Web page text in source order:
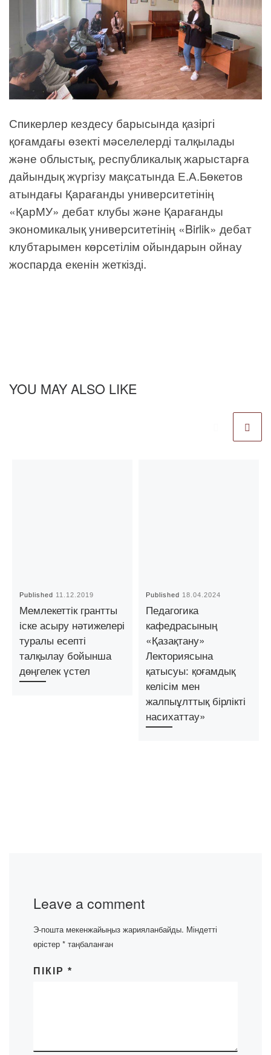
Спикерлер кездесу барысында қазіргі
қоғамдағы өзекті мәселелерді талқылады
және облыстық, республикалық жарыстарға
дайындық жүргізу мақсатында Е.А.Бөкетов
атындағы Қарағанды университетінің
«ҚарМУ» дебат клубы және Қарағанды
экономикалық университетінің «Birlik» дебат
клубтарымен көрсетілім ойындарын ойнау
жоспарда екенін жеткізді.
YOU MAY ALSO LIKE
Published 11.12.2019
Мемлекеттік грантты
іске асыру нәтижелері
туралы есепті
талқылау бойынша
дөңгелек үстел
Published 18.04.2024
Педагогика
кафедрасының
«Қазақтану»
Лекториясына
қатысуы: қоғамдық
келісім мен
жалпыұлттық бірлікті
насихаттау»
Leave a comment
Э-пошта мекенжайыңыз жарияланбайды. Міндетті
өрістер * таңбаланған
ПІКІР *